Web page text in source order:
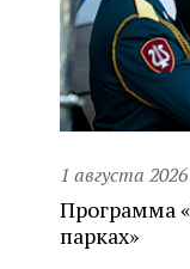
1 августа 2026
Программа
парках»